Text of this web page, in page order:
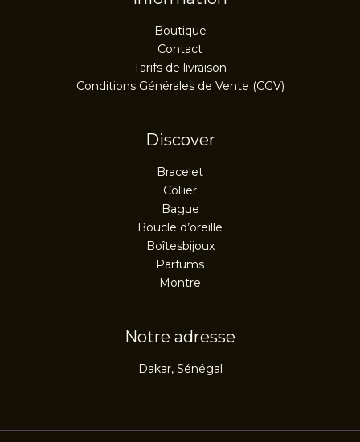
Boutique
Contact
Tarifs de livraison
Conditions Générales de Vente (CGV)
Discover
Bracelet
Collier
Bague
Boucle d’oreille
Boîtesbijoux
Parfums
Montre
Notre adresse
Dakar, Sénégal